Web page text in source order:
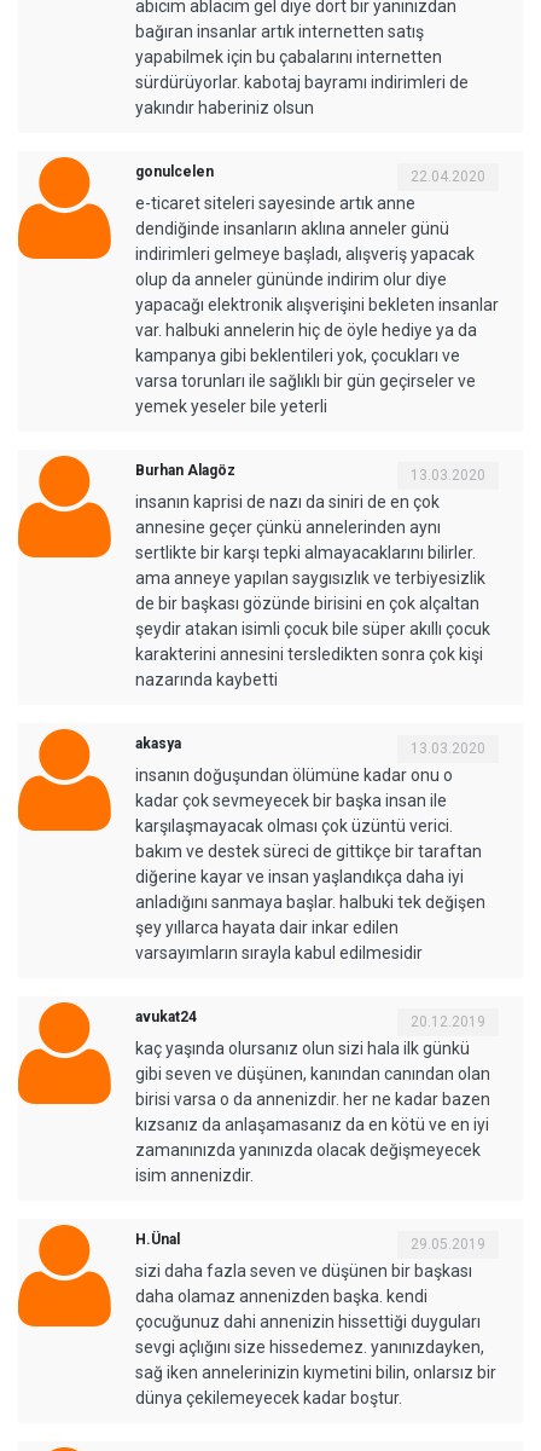
abicim ablacım gel diye dört bir yanınızdan
bağıran insanlar artık internetten satış
yapabilmek için bu çabalarını internetten
sürdürüyorlar. kabotaj bayramı indirimleri de
yakındır haberiniz olsun
gonulcelen 22.04.2020
e-ticaret siteleri sayesinde artık anne
dendiğinde insanların aklına anneler günü
indirimleri gelmeye başladı, alışveriş yapacak
olup da anneler gününde indirim olur diye
yapacağı elektronik alışverişini bekleten insanlar
var. halbuki annelerin hiç de öyle hediye ya da
kampanya gibi beklentileri yok, çocukları ve
varsa torunları ile sağlıklı bir gün geçirseler ve
yemek yeseler bile yeterli
Burhan Alagöz 13.03.2020
insanın kaprisi de nazı da siniri de en çok
annesine geçer çünkü annelerinden aynı
sertlikte bir karşı tepki almayacaklarını bilirler.
ama anneye yapılan saygısızlık ve terbiyesizlik
de bir başkası gözünde birisini en çok alçaltan
şeydir atakan isimli çocuk bile süper akıllı çocuk
karakterini annesini tersledikten sonra çok kişi
nazarında kaybetti
akasya 13.03.2020
insanın doğuşundan ölümüne kadar onu o
kadar çok sevmeyecek bir başka insan ile
karşılaşmayacak olması çok üzüntü verici.
bakım ve destek süreci de gittikçe bir taraftan
diğerine kayar ve insan yaşlandıkça daha iyi
anladığını sanmaya başlar. halbuki tek değişen
şey yıllarca hayata dair inkar edilen
varsayımların sırayla kabul edilmesidir
avukat24 20.12.2019
kaç yaşında olursanız olun sizi hala ilk günkü
gibi seven ve düşünen, kanından canından olan
birisi varsa o da annenizdir. her ne kadar bazen
kızsanız da anlaşamasanız da en kötü ve en iyi
zamanınızda yanınızda olacak değişmeyecek
isim annenizdir.
H.Ünal 29.05.2019
sizi daha fazla seven ve düşünen bir başkası
daha olamaz annenizden başka. kendi
çocuğunuz dahi annenizin hissettiği duyguları
sevgi açlığını size hissedemez. yanınızdayken,
sağ iken annelerinizin kıymetini bilin, onlarsız bir
dünya çekilemeyecek kadar boştur.